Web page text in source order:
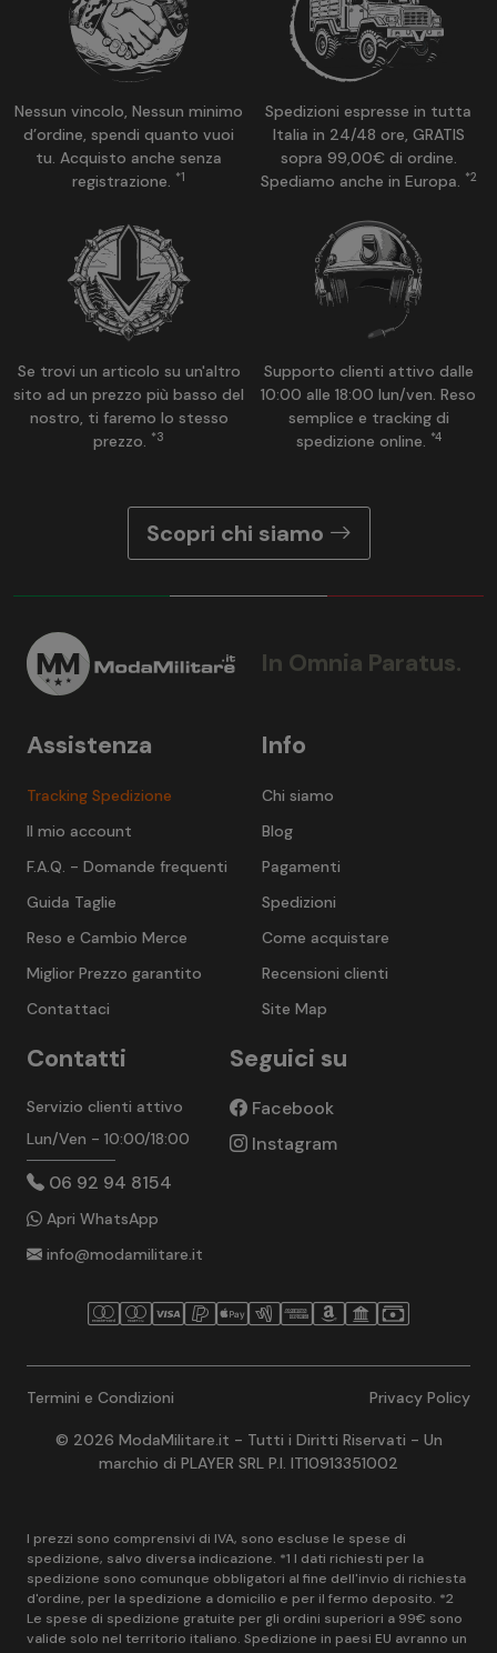
Nessun vincolo, Nessun minimo
d’ordine, spendi quanto vuoi
tu. Acquisto anche senza
registrazione. *1
Spedizioni espresse in tutta
Italia in 24/48 ore, GRATIS
sopra 99,00€ di ordine.
Spediamo anche in Europa. *2
Se trovi un articolo su un'altro
sito ad un prezzo più basso del
nostro, ti faremo lo stesso
prezzo. *3
Supporto clienti attivo dalle
10:00 alle 18:00 lun/ven. Reso
semplice e tracking di
spedizione online. *4
Scopri chi siamo
In Omnia Paratus.
Info
Chi siamo
Blog
Pagamenti
Spedizioni
Come acquistare
Recensioni clienti
Site Map
Assistenza
Tracking Spedizione
Il mio account
F.A.Q. - Domande frequenti
Guida Taglie
Reso e Cambio Merce
Miglior Prezzo garantito
Contattaci
Contatti
Servizio clienti attivo
Lun/Ven - 10:00/18:00
06 92 94 8154
Apri WhatsApp
info@modamilitare.it
Seguici su
Facebook
Instagram
Termini e Condizioni Privacy Policy
© 2026 ModaMilitare.it - Tutti i Diritti Riservati - Un
marchio di PLAYER SRL P.I. IT10913351002
I prezzi sono comprensivi di IVA, sono escluse le spese di
spedizione, salvo diversa indicazione. *1 I dati richiesti per la
spedizione sono comunque obbligatori al fine dell'invio di richiesta
d'ordine, per la spedizione a domicilio e per il fermo deposito. *2
Le spese di spedizione gratuite per gli ordini superiori a 99€ sono
valide solo nel territorio italiano. Spedizione in paesi EU avranno un